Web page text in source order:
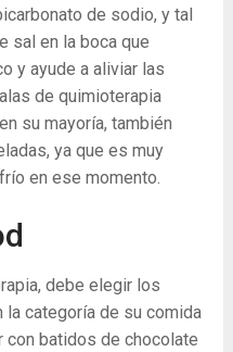
de sodio, y tal
sal en la boca que
y ayude a aliviar las
de quimioterapia
su mayoría, también
ya que es muy
en ese momento.
debe elegir los
la categoría de su comida
batidos de chocolate